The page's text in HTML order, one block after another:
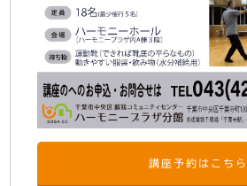
講座予約はこちら